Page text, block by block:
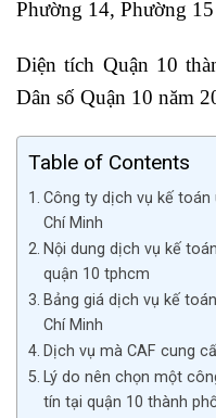
Phường 14, Phường 15
Diện tích Quận 10
Dân số Quận 10 năm
Table of Contents
Công ty dịch vụ kế toán
Chí Minh
Nội dung dịch vụ kế
quận 10 tphcm
Bảng giá dịch vụ kế
Chí Minh
Dịch vụ mà CAF cung
Lý do nên chọn một
tín tại quận 10 thành